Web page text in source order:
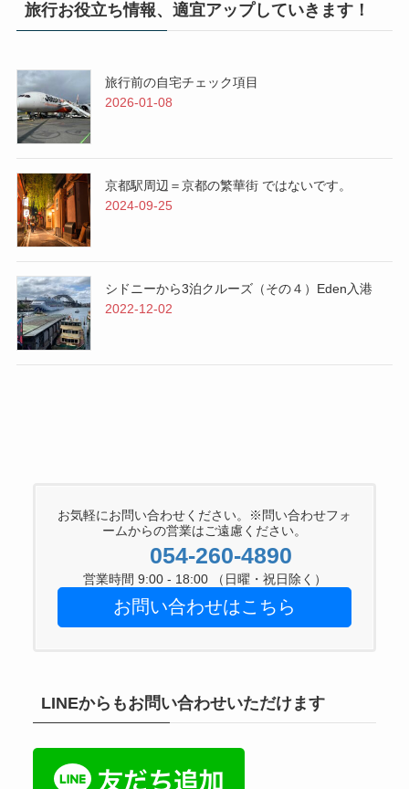
旅行お役立ち情報、適宜アップしていきます！
旅行前の自宅チェック項目
2026-01-08
京都駅周辺＝京都の繁華街 ではないです。
2024-09-25
シドニーから3泊クルーズ（その４）Eden入港
2022-12-02
お気軽にお問い合わせください。※問い合わせフォ
ームからの営業はご遠慮ください。
054-260-4890
営業時間 9:00 - 18:00 （日曜・祝日除く）
お問い合わせはこちら
LINEからもお問い合わせいただけます